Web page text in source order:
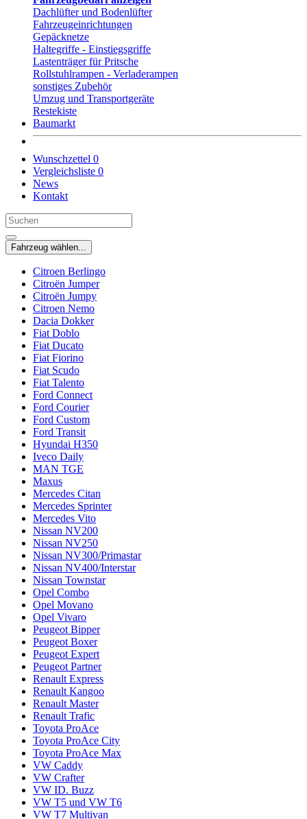
Dachlüfter und Bodenlüfter
Fahrzeugeinrichtungen
Gepäcknetze
Haltegriffe - Einstiegsgriffe
Lastenträger für Pritsche
Rollstuhlrampen - Verladerampen
sonstiges Zubehör
Umzug und Transportgeräte
Restekiste
Baumarkt
Wunschzettel 0
Vergleichsliste 0
News
Kontakt
Fahrzeug wählen...
Citroen Berlingo
Citroën Jumper
Citroën Jumpy
Citroen Nemo
Dacia Dokker
Fiat Doblo
Fiat Ducato
Fiat Fiorino
Fiat Scudo
Fiat Talento
Ford Connect
Ford Courier
Ford Custom
Ford Transit
Hyundai H350
Iveco Daily
MAN TGE
Maxus
Mercedes Citan
Mercedes Sprinter
Mercedes Vito
Nissan NV200
Nissan NV250
Nissan NV300/Primastar
Nissan NV400/Interstar
Nissan Townstar
Opel Combo
Opel Movano
Opel Vivaro
Peugeot Bipper
Peugeot Boxer
Peugeot Expert
Peugeot Partner
Renault Express
Renault Kangoo
Renault Master
Renault Trafic
Toyota ProAce
Toyota ProAce City
Toyota ProAce Max
VW Caddy
VW Crafter
VW ID. Buzz
VW T5 und VW T6
VW T7 Multivan